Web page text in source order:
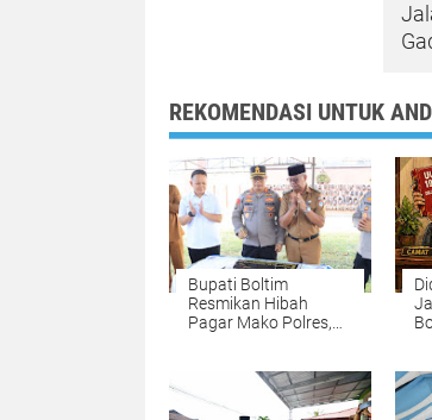
REKOMENDASI UNTUK
Bupati Boltim
Resmikan Hibah
Pagar Mako Polres,
Seremoni.